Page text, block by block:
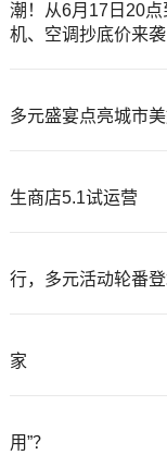
潮！从6月17日20
机、空调抄底价来
多元盛宴点亮城市
生商店5.1试运营
行，多元活动轮番
家
用”？